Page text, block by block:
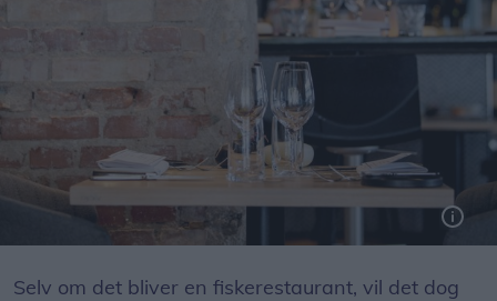
Selv om det bliver en fiskerestaurant, vil det dog